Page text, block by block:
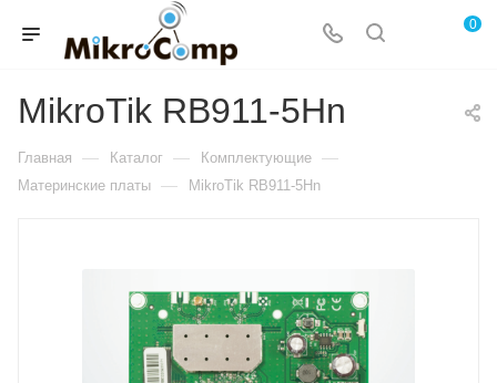
0
MikroTik RB911-5Hn
Главная — Каталог — Комплектующие —
Материнские платы — MikroTik RB911-5Hn